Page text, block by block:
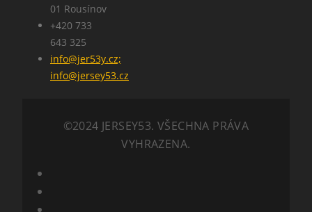
01 Rousínov
+420 733
643 325
info@jer53y.cz;
info@jersey53.cz
©2024 JERSEY53. VŠECHNA PRÁVA
VYHRAZENA.